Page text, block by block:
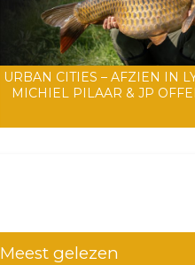
URBAN CITIES – AFZIEN IN
MICHIEL PILAAR & JP
Meest gelezen